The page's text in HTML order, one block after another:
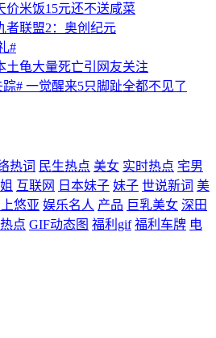
价米饭15元还不送咸菜
者联盟2：奥创纪元
#
土龟大量死亡引网友关注
# 一觉醒来5只脚趾全都不见了
热词 民生热点 美女 实时热点 宅男
互联网 日本妹子 妹子 世说新词 美
悠亚 娱乐名人 产品 巨乳美女 深田
点 GIF动态图 福利gif 福利车牌 电